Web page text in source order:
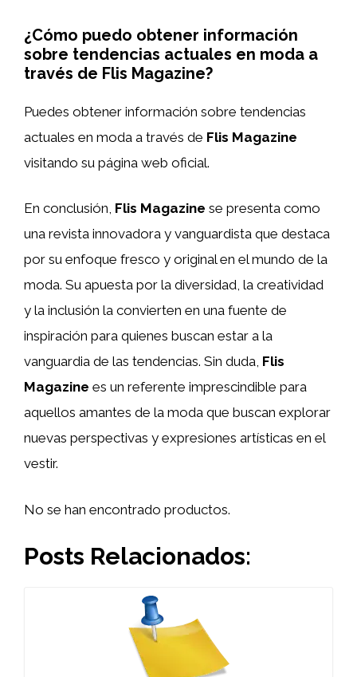
¿Cómo puedo obtener información
sobre tendencias actuales en moda a
través de Flis Magazine?
Puedes obtener información sobre tendencias
actuales en moda a través de Flis Magazine
visitando su página web oficial.
En conclusión, Flis Magazine se presenta como
una revista innovadora y vanguardista que destaca
por su enfoque fresco y original en el mundo de la
moda. Su apuesta por la diversidad, la creatividad
y la inclusión la convierten en una fuente de
inspiración para quienes buscan estar a la
vanguardia de las tendencias. Sin duda, Flis
Magazine es un referente imprescindible para
aquellos amantes de la moda que buscan explorar
nuevas perspectivas y expresiones artísticas en el
vestir.
No se han encontrado productos.
Posts Relacionados: